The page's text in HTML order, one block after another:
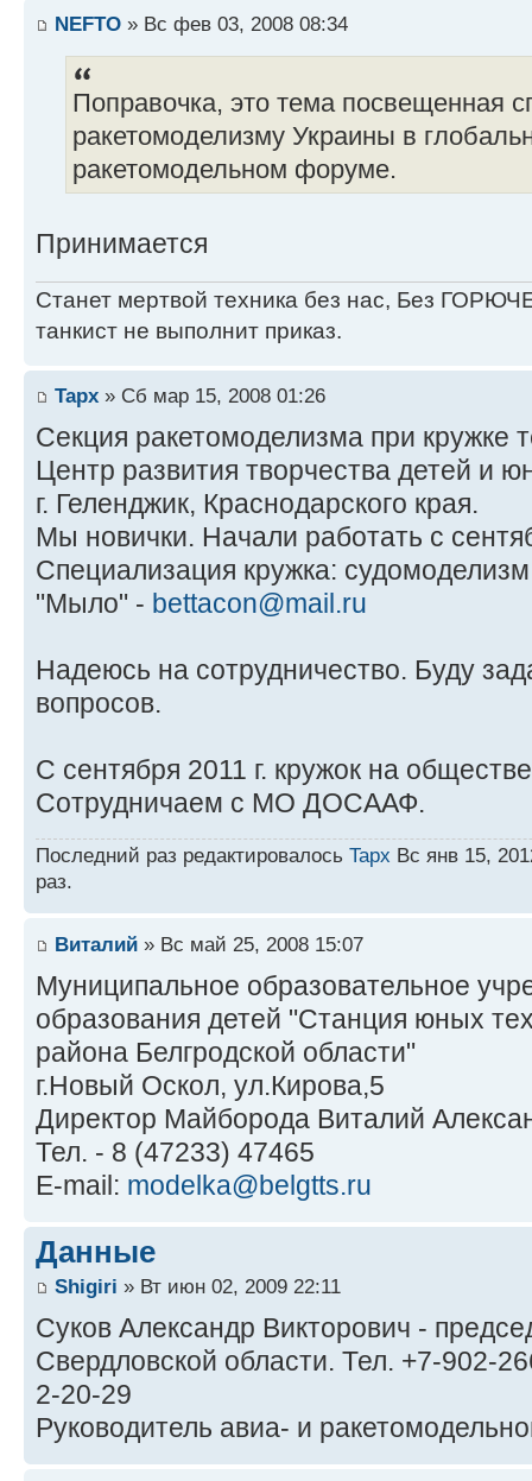
NEFTO » Вс фев 03, 2008 08:34
Поправочка, это тема посвещенная
ракетомоделизму Украины в
ракетомодельном форуме.
Принимается
Станет мертвой техника без нас, Без
танкист не выполнит приказ.
Tapx » Сб мар 15, 2008 01:26
Секция ракетомоделизма при кружке
Центр развития творчества детей и
г. Геленджик, Краснодарского края.
Мы новички. Начали работать с
Специализация кружка:
"Мыло" - bettacon@mail.ru
Надеюсь на сотрудничество. Буду
вопросов.
С сентября 2011 г. кружок на
Сотрудничаем с МО ДОСААФ.
Последний раз редактировалось Tapx Вс янв 15,
раз.
Виталий » Вс май 25, 2008 15:07
Муниципальное образовательное
образования детей "Станция юных
района Белгродской области"
г.Новый Оскол, ул.Кирова,5
Директор Майборода Виталий
Тел. - 8 (47233) 47465
E-mail: modelka@belgtts.ru
Данные
Shigiri » Вт июн 02, 2009 22:11
Суков Александр Викторович -
Свердловской области. Тел. +7-902-
2-20-29
Руководитель авиа- и